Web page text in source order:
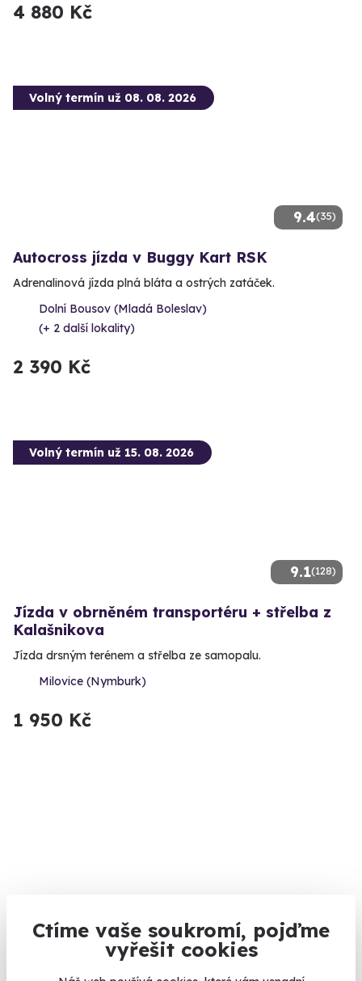
Ctíme vaše soukromí, pojďme
vyřešit cookies
4 880 Kč
9.4(35)
Volný termín už 08. 08. 2026
Autocross jízda v Buggy Kart RSK
Adrenalinová jízda plná bláta a ostrých zatáček.
Dolní Bousov (Mladá Boleslav)
(+ 2 další lokality)
2 390 Kč
9.1(128)
Volný termín už 15. 08. 2026
Jízda v obrněném transportéru + střelba z
Kalašnikova
Jízda drsným terénem a střelba ze samopalu.
Milovice (Nymburk)
1 950 Kč
Den v závodní bugině